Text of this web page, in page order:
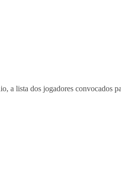
a lista dos jogadores convocados